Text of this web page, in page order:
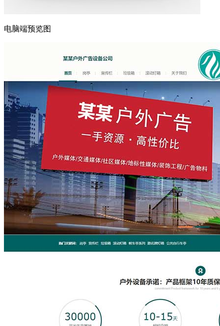
电脑端预览图